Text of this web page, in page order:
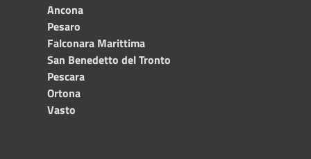
Ancona
Pesaro
Falconara Marittima
San Benedetto del Tronto
Pescara
Ortona
Vasto